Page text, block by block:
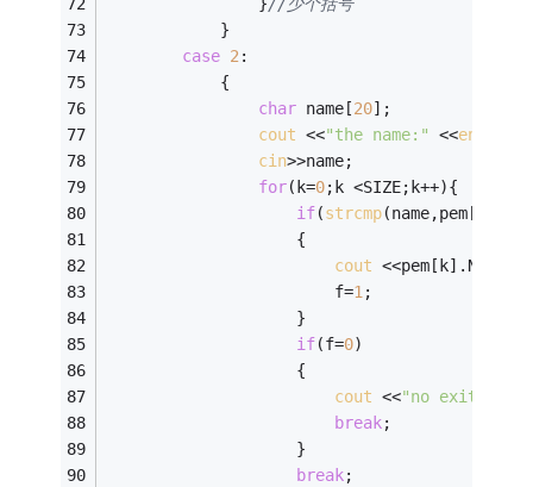
				}
//少个括号
			}
case 2:
			{
char name[20];
cout <<"the name:" <<endl
cin>>name;
for(k=0;k <SIZE;k++){
if(strcmp
					{
cout <<pem[k].No <<
						f=
1;
					}
if(f=0)
					{
cout <<"no
break;
					}
break;